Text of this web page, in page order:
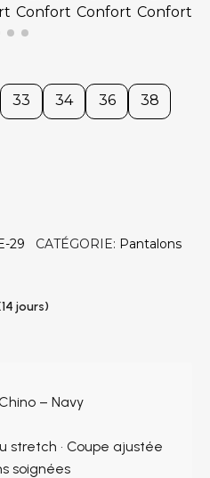
33 34 36
38
29 CATÉGORIE Pantalons
jours)
– Navy
stretch • Coupe ajustée
soignées